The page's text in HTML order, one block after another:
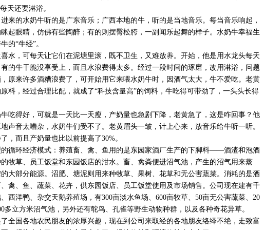
天还要淋浴。
的水奶牛听的是广东音乐；广西本地的牛，听的是当地音乐。每当音乐响起，
起眼睛，仿佛有些陶醉；有的则摆臀松胯，一副闻乐起舞的样子。水奶牛幸福生
的“牛经”。
，可每天让它们在泥塘里滚，既不卫生，又难放养。开始，他是用水龙头每天
的牛干脆没享受上，而且水浪费得太多。经过一段时间的琢磨，改用淋浴，问题
原来许多酒糟浪费了，可开始用它来喂水奶牛时，因酒气太大，牛不爱吃。老黄
料，经过合理比配，就成了“科技含量高”的饲料，牛吃得可带劲了，一头头长得
得好，可就是一天比一天瘦，产奶量也急剧下降，老黄急了，这是咋回事？他
声音太嘈杂，水奶牛们受不了。老黄眉头一皱，计上心来，放音乐给牛听一听。
，而且产奶量也比以前提高了30%。
环经济模式：养殖畜、禽、鱼用的是东园家酒厂生产的下脚料——酒渣和泡酒
牧草、员工饭堂和东园饭店的泔水。畜、禽粪便进沼气池，产生的沼气用来蒸
大部分能源。沼肥、塘泥则用来种牧草、果树、花草和无公害蔬菜。消耗的是酒
禽、鱼、蔬菜、花卉，供东园饭店、员工饭堂使用及市场销售。公司现在建有千
西洋鸭、杂交天鹅养殖场，有300亩淡水鱼场、600亩牧草、50亩无公害蔬菜、20
多立方米沼气池，另外还有鸵鸟、孔雀等野生动物种群，以及各种奇花异草。
国各地农民朋友的浓厚兴趣，现在到公司来取经的各地朋友络绎不绝，走致富